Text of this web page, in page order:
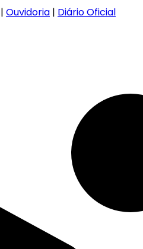
| Ouvidoria | Diário Oficial